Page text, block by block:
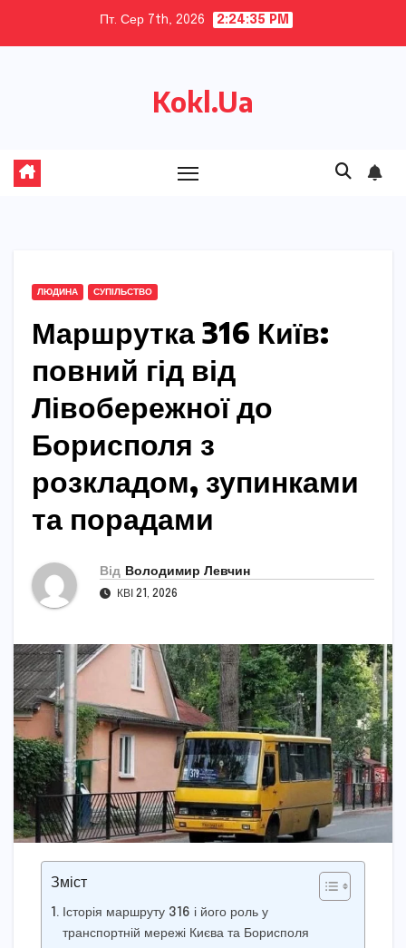
Пт. Сер 7th, 2026 2:24:36 PM
Kokl.Ua
ЛЮДИНА СУПІЛЬСТВО
Маршрутка 316 Київ:
повний гід від
Лівобережної до
Борисполя з
розкладом, зупинками
та порадами
Від Володимир Левчин
КВІ 21, 2026
Зміст
Історія маршруту 316 і його роль у
транспортній мережі Києва та Борисполя